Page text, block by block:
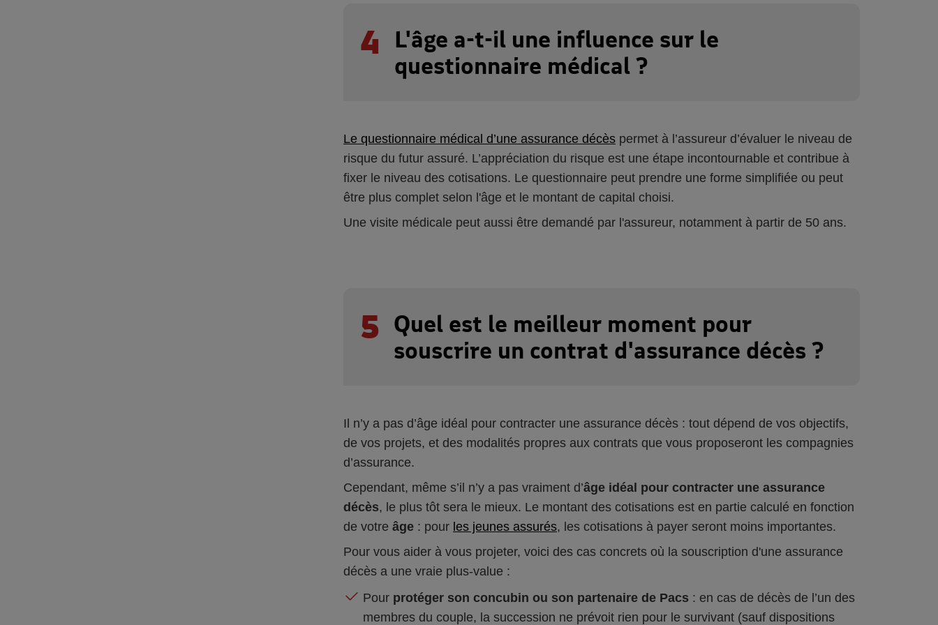
4
L'âge a-t-il une influence sur le
questionnaire médical ?
Le questionnaire médical d’une assurance décès permet à l’assureur d’évaluer le niveau de
risque du futur assuré. L’appréciation du risque est une étape incontournable et contribue à
fixer le niveau des cotisations. Le questionnaire peut prendre une forme simplifiée ou peut
être plus complet selon l'âge et le montant de capital choisi.
Une visite médicale peut aussi être demandé par l'assureur, notamment à partir de 50 ans.
5
Quel est le meilleur moment pour
souscrire un contrat d'assurance décès ?
Il n’y a pas d’âge idéal pour contracter une assurance décès : tout dépend de vos objectifs,
de vos projets, et des modalités propres aux contrats que vous proposeront les compagnies
d’assurance.
Cependant, même s’il n’y a pas vraiment d’âge idéal pour contracter une assurance
décès, le plus tôt sera le mieux. Le montant des cotisations est en partie calculé en fonction
de votre âge : pour les jeunes assurés, les cotisations à payer seront moins importantes.
Pour vous aider à vous projeter, voici des cas concrets où la souscription d'une assurance
décès a une vraie plus-value :
Pour protéger son concubin ou son partenaire de Pacs : en cas de décès de l’un des
membres du couple, la succession ne prévoit rien pour le survivant (sauf dispositions